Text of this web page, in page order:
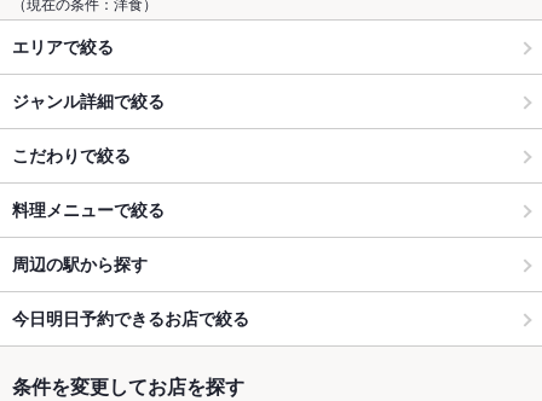
エリアで絞る
ジャンル詳細で絞る
こだわりで絞る
料理メニューで絞る
周辺の駅から探す
今日明日予約できるお店で絞る
条件を変更してお店を探す